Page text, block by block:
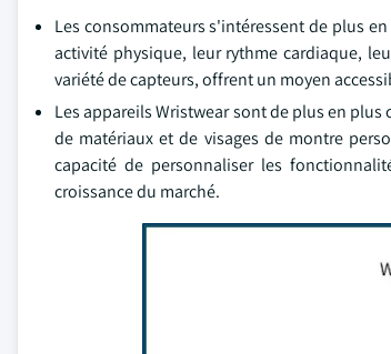
Les consommateurs s'intéressent de plus
activité physique, leur rythme cardiaque,
variété de capteurs, offrent un moyen
Les appareils Wristwear sont de plus en
de matériaux et de visages de montre
capacité de personnaliser les
croissance du marché.